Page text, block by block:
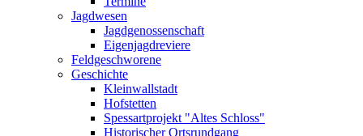
Jagdwesen
Jagdgenossenschaft
Eigenjagdreviere
Feldgeschworene
Geschichte
Kleinwallstadt
Hofstetten
Spessartprojekt "Altes Schloss"
Historischer Ortsrundgang